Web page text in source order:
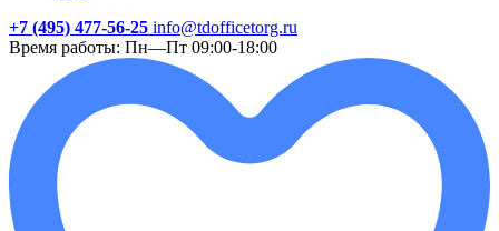
+7 (495) 477-56-25 info@tdofficetorg.ru
Время работы: Пн—Пт 09:00-18:00